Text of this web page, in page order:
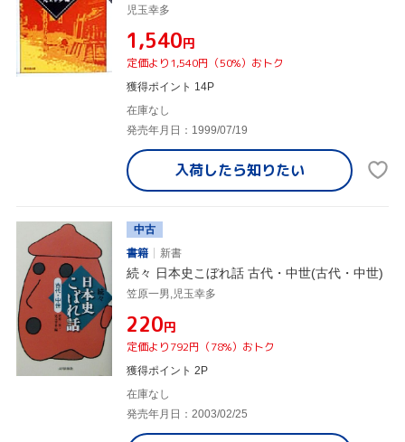
児玉幸多
¥1,540円
定価より1,540円（50%）おトク
獲得ポイント 14P
在庫なし
発売年月日：1999/07/19
入荷したら知りたい
中古
書籍
新書
続々 日本史こぼれ話 古代・中世(古代・中世)
笠原一男,児玉幸多
¥220円
定価より792円（78%）おトク
獲得ポイント 2P
在庫なし
発売年月日：2003/02/25